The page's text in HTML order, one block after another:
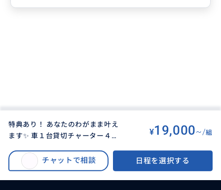
特典あり！ あなたのわがまま叶え
ます✨ 車１台貸切チャーター４時
¥19,000~/組
チャットで相談 日程を選択する
特典あり！ あなたのわがまま叶えます✨ 車１台貸切チャーター４時間プラン
（ドライバーガイド付）